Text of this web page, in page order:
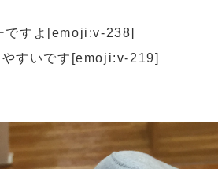
ですよ[emoji:v-238]
やすいです[emoji:v-219]